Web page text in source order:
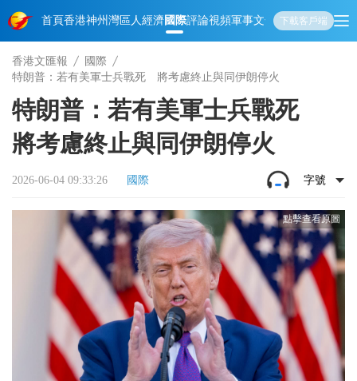
首頁香港神州 灣區人經濟國際評論視頻軍事文化 娛樂生活教育體
下載客戶端
香港文匯報
國際
特朗普：若有美軍士兵戰死 將考慮終止與同伊朗停火
特朗普：若有美軍士兵戰死
將考慮終止與同伊朗停火
2026-06-04 09:33:26 國際 字號